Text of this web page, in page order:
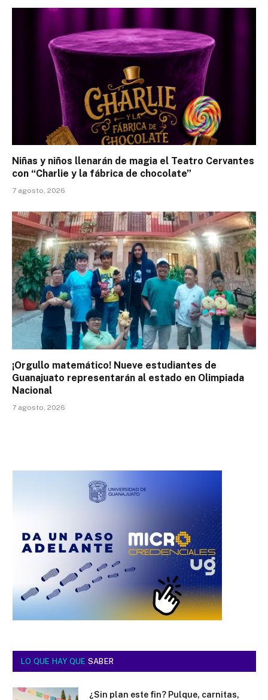
Niñas y niños llenarán de magia el Teatro Cervantes
con “Charlie y la fábrica de chocolate”
7 agosto, 2026
¡Orgullo matemático! Nueve estudiantes de
Guanajuato representarán al estado en Olimpiada
Nacional
7 agosto, 2026
LO QUE HAY QUE SABER
¿Sin plan este fin? Pulque, carnitas,